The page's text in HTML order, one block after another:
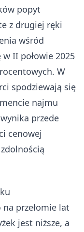
popyt
z drugiej ręki
wśród
II połowie 2025
W
spodziewają się
najmu
przede
cenowej
przełomie lat
jest niższe, a